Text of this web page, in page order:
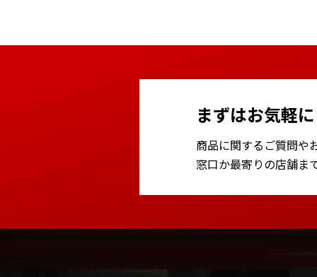
まずはお気軽
商品に関するご質問や
窓口か最寄りの店舗ま